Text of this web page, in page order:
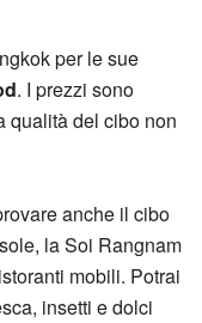
per le sue
. I prezzi sono
qualità del cibo non
anche il cibo
la Soi Rangnam
mobili. Potrai
insetti e dolci